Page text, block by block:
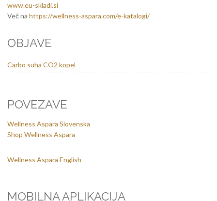
www.eu-skladi.si
Več na https://wellness-aspara.com/e-katalogi/
OBJAVE
Carbo suha CO2 kopel
POVEZAVE
Wellness Aspara Slovenska
Shop Wellness Aspara
Wellness Aspara English
MOBILNA APLIKACIJA